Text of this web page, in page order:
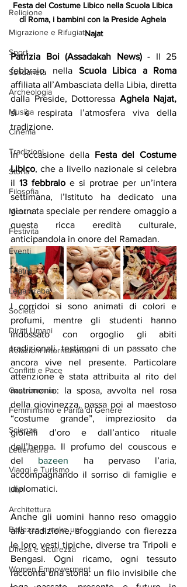
Religione
Migrazione e Rifugiati
Sport
Solidarietà
Archeologia
Musica
Cinema
Tradizioni
Storia
Filosofia
Mostre
Festività
Eventi
Teatro
Lega Araba
Società
Diritti Umani
Relazioni Internazionali
Conflitti e Pace
Gastronomia
Femminismo e Parità di Genere
Scienza
Letteratura
Viaggi e Turismo
Libri
Architettura
Bellezza e make up
Difesa e Sicurezza
Women Empowerment
Festa del Costume Libico nella Scuola Libica
di Roma, i bambini con la Preside Aghela
Najat
Patrizia Boi (Assadakah News) - Il 25
febbraio, nella Scuola Libica a Roma
affiliata all’Ambasciata della Libia, diretta
dalla Preside, Dottoressa Aghela Najat,
si è respirata l’atmosfera viva della
tradizione.
In occasione della Festa del Costume
Libico, che a livello nazionale si celebra
il 13 febbraio e si protrae per un’intera
settimana, l’Istituto ha dedicato una
giornata speciale per rendere omaggio a
questa ricca eredità culturale,
anticipandola in onore del Ramadan.
I corridoi si sono animati di colori e
profumi, mentre gli studenti hanno
indossato con orgoglio gli abiti
tradizionali, testimoni di un passato che
ancora vive nel presente. Particolare
attenzione è stata attribuita al rito del
matrimonio: la sposa, avvolta nel rosa
della giovinezza, passa poi al maestoso
“costume grande”, impreziosito da
gioielli d’oro e dall’antico rituale
dell’henna. Il profumo del couscous e
del bazeen ha pervaso l’aria,
accompagnando il sorriso di famiglie e
diplomatici.
Anche gli uomini hanno reso omaggio
alla tradizione, sfoggiando con fierezza
le loro vesti tipiche, diverse tra Tripoli e
Bengasi. Ogni ricamo, ogni tessuto
racconta una storia: un filo invisibile che